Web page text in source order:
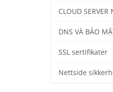
CLOUD SERVER
DNS VÀ BẢO
SSL sertifikater
Nettside